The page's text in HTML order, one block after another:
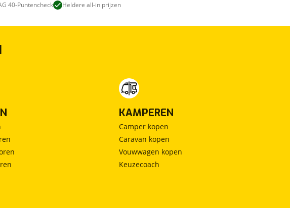
40-Puntencheck Heldere all-in prijzen
KAMPEREN
Camper kopen
Caravan kopen
Vouwwagen kopen
Keuzecoach